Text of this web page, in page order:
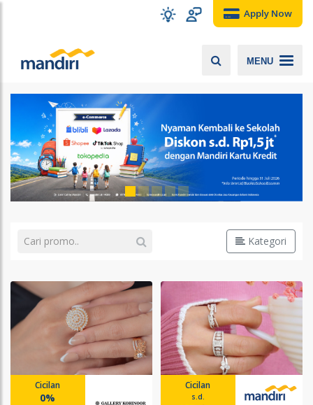
Apply Now
MENU
Kategori
Cicilan
0%
Cicilan
s.d.